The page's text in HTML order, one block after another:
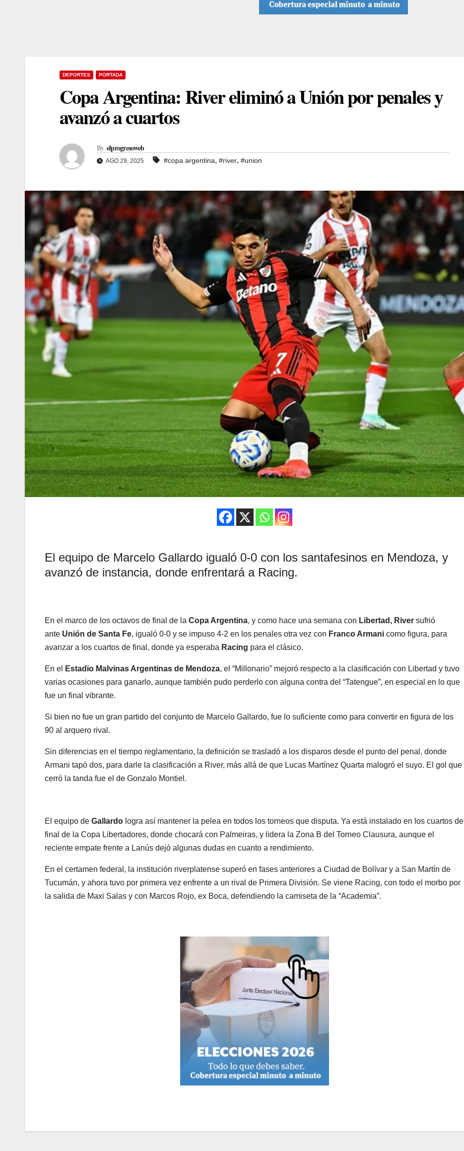
DEPORTES PORTADA
Copa Argentina: River eliminó a Unión por penales y
avanzó a cuartos
By elprogresoweb
AGO 29, 2025 #copa argentina, #river, #union
El equipo de Marcelo Gallardo igualó 0-0 con los santafesinos en Mendoza, y
avanzó de instancia, donde enfrentará a Racing.
En el marco de los octavos de final de la Copa Argentina, y como hace una semana con Libertad, River sufrió
ante Unión de Santa Fe, igualó 0-0 y se impuso 4-2 en los penales otra vez con Franco Armani como figura, para
avanzar a los cuartos de final, donde ya esperaba Racing para el clásico.
En el Estadio Malvinas Argentinas de Mendoza, el “Millonario” mejoró respecto a la clasificación con Libertad y tuvo
varias ocasiones para ganarlo, aunque también pudo perderlo con alguna contra del “Tatengue”, en especial en lo que
fue un final vibrante.
Si bien no fue un gran partido del conjunto de Marcelo Gallardo, fue lo suficiente como para convertir en figura de los
90 al arquero rival.
Sin diferencias en el tiempo reglamentario, la definición se trasladó a los disparos desde el punto del penal, donde
Armani tapó dos, para darle la clasificación a River, más allá de que Lucas Martínez Quarta malogró el suyo. El gol que
cerró la tanda fue el de Gonzalo Montiel.
El equipo de Gallardo logra así mantener la pelea en todos los torneos que disputa. Ya está instalado en los cuartos de
final de la Copa Libertadores, donde chocará con Palmeiras, y lidera la Zona B del Torneo Clausura, aunque el
reciente empate frente a Lanús dejó algunas dudas en cuanto a rendimiento.
En el certamen federal, la institución riverplatense superó en fases anteriores a Ciudad de Bolívar y a San Martín de
Tucumán, y ahora tuvo por primera vez enfrente a un rival de Primera División. Se viene Racing, con todo el morbo por
la salida de Maxi Salas y con Marcos Rojo, ex Boca, defendiendo la camiseta de la “Academia”.